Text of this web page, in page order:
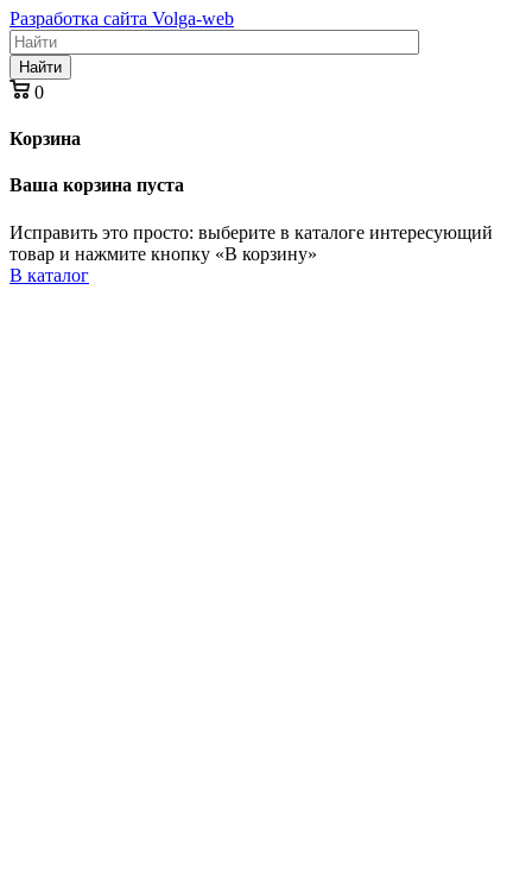
Разработка сайта Volga-web
Найти
0
Корзина
Ваша корзина пуста
Исправить это просто: выберите в каталоге интересующий
товар и нажмите кнопку «В корзину»
В каталог